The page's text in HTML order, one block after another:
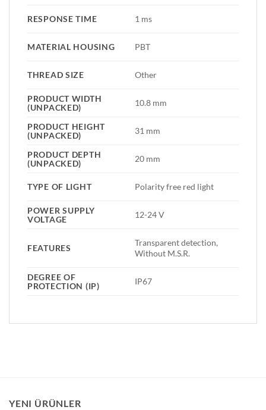
RESPONSE TIME 1 ms
MATERIAL HOUSING PBT
THREAD SIZE Other
PRODUCT WIDTH
(UNPACKED)
10.8 mm
PRODUCT HEIGHT
(UNPACKED)
31 mm
PRODUCT DEPTH
(UNPACKED)
20 mm
TYPE OF LIGHT Polarity free red light
POWER SUPPLY
VOLTAGE
12-24 V
FEATURES
Transparent detection,
Without M.S.R.
DEGREE OF
PROTECTION (IP)
IP67
YENI ÜRÜNLER